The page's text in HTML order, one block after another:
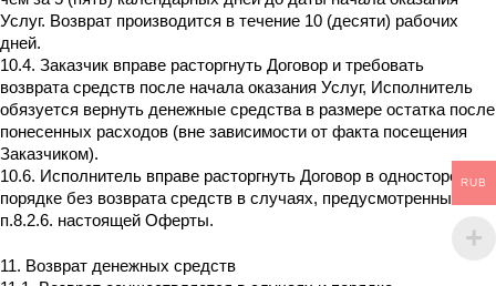
Услуг. Возврат производится в течение 10 (десяти) рабочих
дней.
10.4. Заказчик вправе расторгнуть Договор и требовать
возврата средств после начала оказания Услуг, Исполнитель
обязуется вернуть денежные средства в размере остатка после
понесенных расходов (вне зависимости от факта посещения
Заказчиком).
10.6. Исполнитель вправе расторгнуть Договор в одностороннем
порядке без возврата средств в случаях, предусмотренных
п.8.2.6. настоящей Оферты.
11. Возврат денежных средств
RUB